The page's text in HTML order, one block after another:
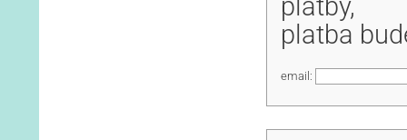
platby,
platba
email: